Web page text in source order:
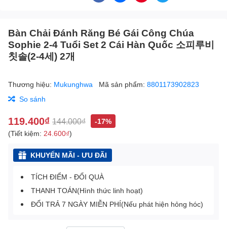
Bàn Chải Đánh Răng Bé Gái Công Chúa
Sophie 2-4 Tuổi Set 2 Cái Hàn Quốc 소피루비
칫솔(2-4세) 2개
Thương hiệu: Mukunghwa Mã sản phẩm: 8801173902823
So sánh
119.400₫ 144.000₫
-17%
(Tiết kiệm: 24.600₫)
KHUYẾN MÃI - ƯU ĐÃI
TÍCH ĐIỂM - ĐỔI QUÀ
THANH TOÁN(Hình thức linh hoạt)
ĐỔI TRẢ 7 NGÀY MIỄN PHÍ(Nếu phát hiện hỏng hóc)